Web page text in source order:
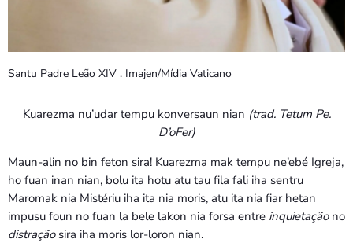
Santu Padre Leão XIV . Imajen/Mídia Vaticano
Kuarezma nu’udar tempu konversaun nian (trad. Tetum Pe.
D’oFer)
Maun-alin no bin feton sira! Kuarezma mak tempu ne’ebé Igreja,
ho fuan inan nian, bolu ita hotu atu tau fila fali iha sentru
Maromak nia Mistériu iha ita nia moris, atu ita nia fiar hetan
impusu foun no fuan la bele lakon nia forsa entre inquietaçãono
distraçãosira iha moris lor-loron nian.